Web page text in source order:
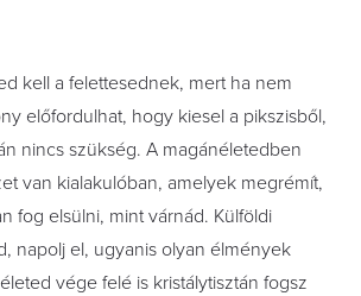
kell a felettesednek, mert ha nem
előfordulhat, hogy kiesel a pikszisből,
nincs szükség. A magánéletedben
van kialakulóban, amelyek megrémít,
fog elsülni, mint várnád. Külföldi
napolj el, ugyanis olyan élmények
vége felé is kristálytisztán fogsz